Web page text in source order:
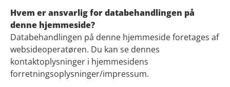
Hvem er ansvarlig for databehandlingen på
denne hjemmeside?
Databehandlingen på denne hjemmeside foretages af
websideoperatøren. Du kan se dennes
kontaktoplysninger i hjemmesidens
forretningsoplysninger/impressum.